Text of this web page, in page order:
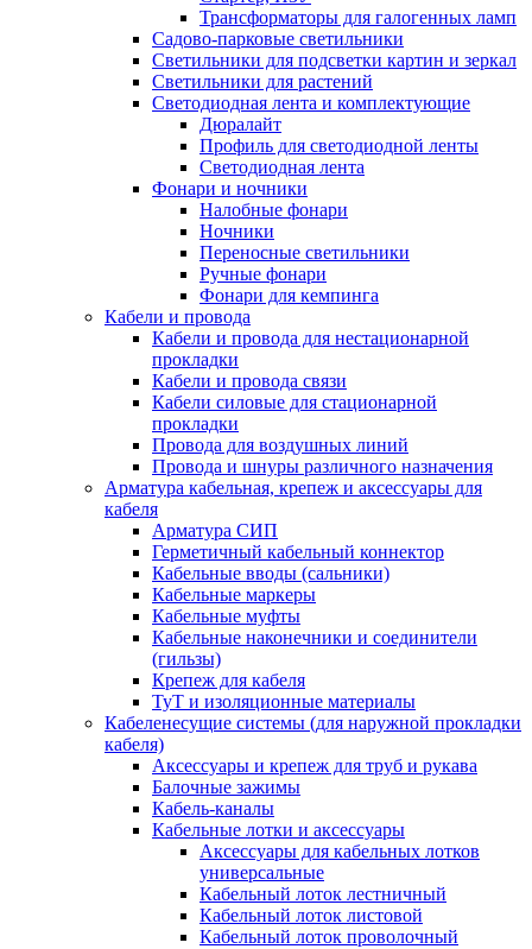
Трансформаторы для галогенных ламп
Садово-парковые светильники
Светильники для подсветки картин и зеркал
Светильники для растений
Светодиодная лента и комплектующие
Дюралайт
Профиль для светодиодной ленты
Светодиодная лента
Фонари и ночники
Налобные фонари
Ночники
Переносные светильники
Ручные фонари
Фонари для кемпинга
Кабели и провода
Кабели и провода для нестационарной
прокладки
Кабели и провода связи
Кабели силовые для стационарной
прокладки
Провода для воздушных линий
Провода и шнуры различного назначения
Арматура кабельная, крепеж и аксессуары для
кабеля
Арматура СИП
Герметичный кабельный коннектор
Кабельные вводы (сальники)
Кабельные маркеры
Кабельные муфты
Кабельные наконечники и соединители
(гильзы)
Крепеж для кабеля
ТуТ и изоляционные материалы
Кабеленесущие системы (для наружной прокладки
кабеля)
Аксессуары и крепеж для труб и рукава
Балочные зажимы
Кабель-каналы
Кабельные лотки и аксессуары
Аксессуары для кабельных лотков
универсальные
Кабельный лоток лестничный
Кабельный лоток листовой
Кабельный лоток проволочный